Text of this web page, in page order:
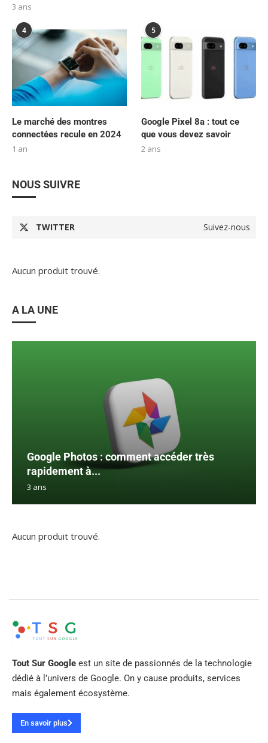
3 ans
4
Le marché des montres
connectées recule en 2024
1 an
5
Google Pixel 8a : tout ce
que vous devez savoir
2 ans
NOUS SUIVRE
TWITTER Suivez-nous
Aucun produit trouvé.
A LA UNE
Google Photos : comment accéder très
rapidement à...
3 ans
Aucun produit trouvé.
Tout Sur Google est un site de passionnés de la technologie
dédié à l’univers de Google. On y cause produits, services
mais également écosystème.
En savoir plus